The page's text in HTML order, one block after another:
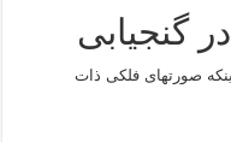
گنجیابی
صورتهای فلکی ذات‌